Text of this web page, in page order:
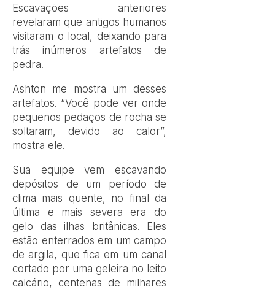
Escavações anteriores
revelaram que antigos humanos
visitaram o local, deixando para
trás inúmeros artefatos de
pedra.
Ashton me mostra um desses
artefatos. “Você pode ver onde
pequenos pedaços de rocha se
soltaram, devido ao calor”,
mostra ele.
Sua equipe vem escavando
depósitos de um período de
clima mais quente, no final da
última e mais severa era do
gelo das ilhas britânicas. Eles
estão enterrados em um campo
de argila, que fica em um canal
cortado por uma geleira no leito
calcário, centenas de milhares